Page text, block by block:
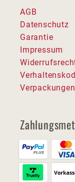
AGB
Datenschutz
Garantie
Impressum
Verpackungen